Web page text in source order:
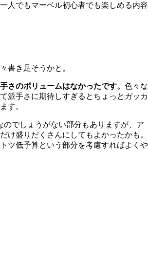
人でもマーベル初心者でも楽しめる内容
書き足そうかと。
さのボリュームはなかったです。 色々な
派手さに期待しすぎるとちょっとガッカ
す。
のでしょうがない部分もありますが、ア
け盛りだくさんにしてもよかったかも。
ツ低予算という部分を考慮すればよくや